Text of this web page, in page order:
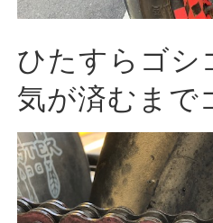
ひたすらゴシ
気が済むまで